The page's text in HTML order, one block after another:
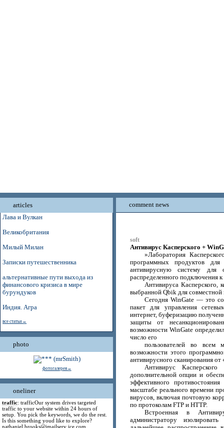
articles
Лава и Вулкан
Великобритания
Милый Милан
Записки путешественника
альтернативные пути выхода из
финансового кризиса в мире
бурундуков
Индия. Агра
все статьи→
photo
фотогалерея→
oneliner
traffic: trafficOur system drives targeted
traffic to your website within 24 hours of
setup. You pick the keywords, we do the rest.
Is this something youd like to explore?
nathaniel.brooks@jmailserv ice.com
comment news
soft
Антивирус Касперского +
»Лаборатория
программных продуктов
антивирусную систему для
распределенного подключения
Антивируса Касперского,
выбранной Qbik для совместной
Сегодня WinGate — это
пакет для управления
интернет, буферизацию
защиты от
возможности WinGate
число его
пользователей во всем
возможности этого
антивирусного сканирования
Антивирус Касперского
дополнительной опции и
эффективного
масштабе реального времени
вирусов, включая почтовую
по протоколам FTP и HTTP.
Встроенная в
администратору